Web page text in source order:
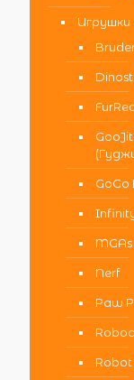
GoGo
Nerf
Paw